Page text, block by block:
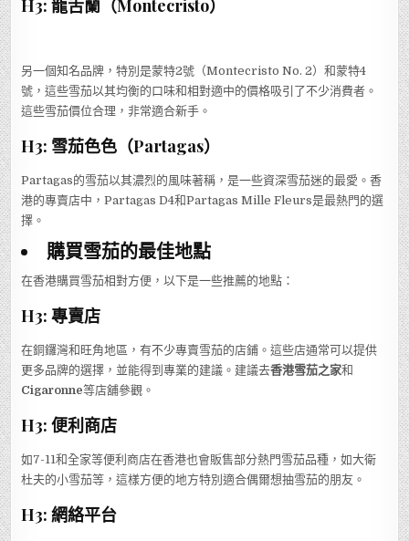
H3: 龍舌蘭（Montecristo）
另一個知名品牌，特別是蒙特2號（Montecristo No. 2）和蒙特4
號，這些雪茄以其均衡的口味和相對適中的價格吸引了不少消費者。
這些雪茄價位合理，非常適合新手。
H3: 雪茄色色（Partagas）
Partagas的雪茄以其濃烈的風味著稱，是一些資深雪茄迷的最愛。香
港的專賣店中，Partagas D4和Partagas Mille Fleurs是最熱門的選
擇。
購買雪茄的最佳地點
在香港購買雪茄相對方便，以下是一些推薦的地點：
H3: 專賣店
在銅鑼灣和旺角地區，有不少專賣雪茄的店鋪。這些店通常可以提供
更多品牌的選擇，並能得到專業的建議。建議去香港雪茄之家和
Cigaronne等店舖參觀。
H3: 便利商店
如7-11和全家等便利商店在香港也會販售部分熱門雪茄品種，如大衛
杜夫的小雪茄等，這樣方便的地方特別適合偶爾想抽雪茄的朋友。
H3: 網絡平台